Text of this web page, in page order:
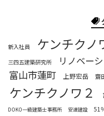
新入社員 ケンチクノ
三四五建築研究所 リノベー
富山市蓮町 上野宏岳 齋
ケンチクノワ２
DOKO一級建築士事務所 安達建設 51